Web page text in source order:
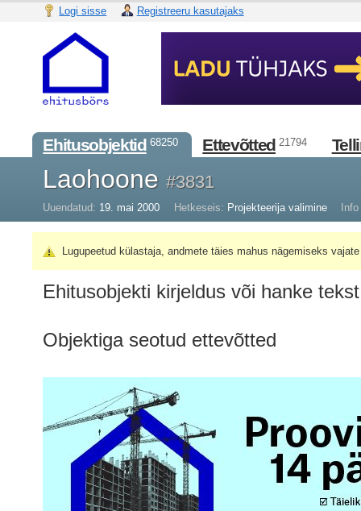
Logi sisse Registreeru kasutajaks
Ehitusobjektid 68250 Ettevõtted 21794
Laohoone#3831
Uuendatud: 19. mai 2000 Hetkeseis: Projekteerija valimine
Lugupeetud külastaja, andmete täies mahus nägemiseks
Ehitusobjekti kirjeldus või hanke tekst
Objektiga seotud ettevõtted